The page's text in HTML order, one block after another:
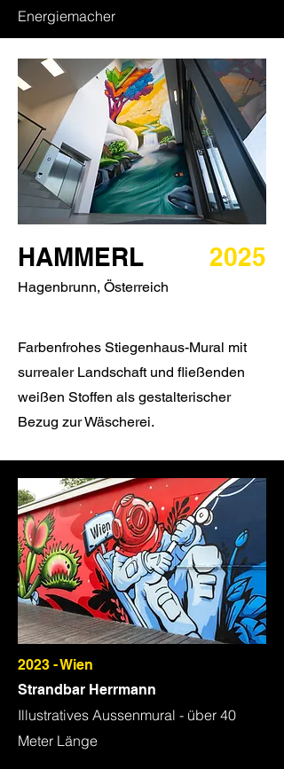
Energiemacher
HAMMERL 2025
Hagenbrunn, Österreich
Farbenfrohes Stiegenhaus-Mural mit
surrealer Landschaft und fließenden
weißen Stoffen als gestalterischer
Bezug zur Wäscherei.
2023 - Wien
Strandbar Herrmann
Illustratives Aussenmural - über 40
Meter Länge